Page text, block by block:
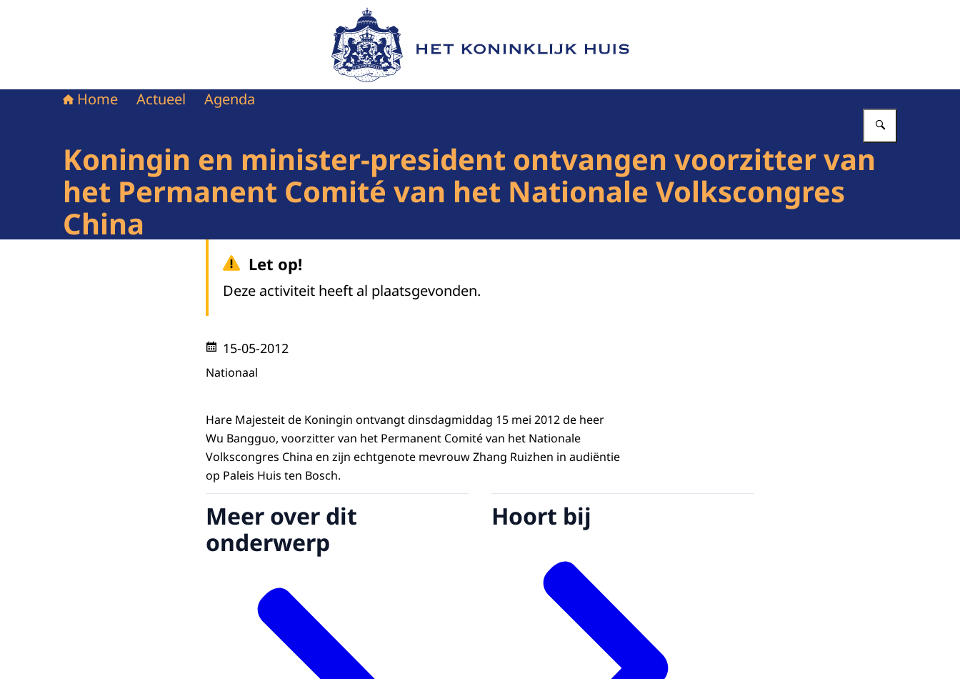
Naar de homepage van Het Koninklijk Huis
Home Actueel Agenda
Koningin en minister-president ontvangen voorzitter van
het Permanent Comité van het Nationale Volkscongres
China
Let op!
Deze activiteit heeft al plaatsgevonden.
15-05-2012
Nationaal
Hare Majesteit de Koningin ontvangt dinsdagmiddag 15 mei 2012 de heer
Wu Bangguo, voorzitter van het Permanent Comité van het Nationale
Volkscongres China en zijn echtgenote mevrouw Zhang Ruizhen in audiëntie
op Paleis Huis ten Bosch.
Meer over dit
onderwerp
Hoort bij